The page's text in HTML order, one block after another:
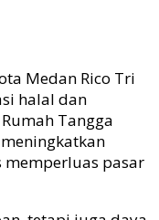
Medan Rico Tri
halal dan
Tangga
memperluas pasar